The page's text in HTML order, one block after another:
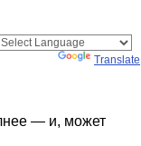
Translate
— и, может